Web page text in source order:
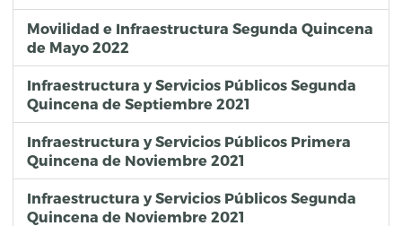
Movilidad e Infraestructura Segunda Quincena
de Mayo 2022
Infraestructura y Servicios Públicos Segunda
Quincena de Septiembre 2021
Infraestructura y Servicios Públicos Primera
Quincena de Noviembre 2021
Infraestructura y Servicios Públicos Segunda
Quincena de Noviembre 2021